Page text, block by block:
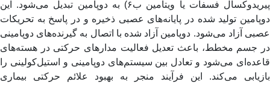
پیریدوکسال فسفات یا ویتامین ب۶) به دوپامین تبدیل می‌شود. این
تولید شده در پایانه‌های عصبی ذخیره و در پاسخ به تحریکات
آزاد می‌شود. دوپامین آزاد شده با اتصال به گیرنده‌های دوپامینی
جسم مخطط، باعث تعدیل فعالیت مدارهای حرکتی در هسته‌های
می‌شود و تعادل بین سیستم‌های دوپامینی و استیل‌کولینی را
می‌کند. این فرآیند منجر به بهبود علائم حرکتی بیماری